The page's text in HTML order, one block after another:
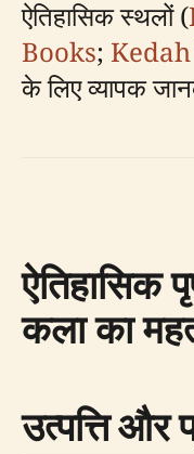
ऐतिहासिक स्थलों (
Books;
के लिए व्यापक
ऐतिहासिक
कला का
उत्पत्ति और